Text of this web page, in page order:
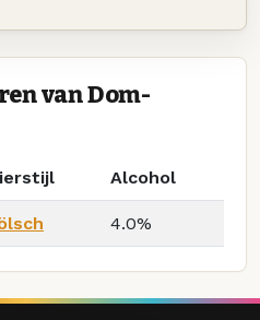
van Dom-
Alcohol
4.0%